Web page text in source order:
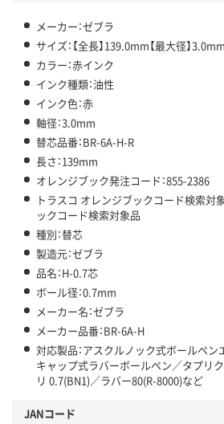
メーカー：ゼブラ
サイズ：【全長】139.0mm【最大径】3.0mm
カラー：赤インク
インク種類：油性
インク色：赤
軸径：3.0mm
替芯品番：BR-6A-H-R
長さ：139mm
オレンジブック発注コード：855-2386
トラスコ オレンジブックコード検索対
ックコード検索対象品
種別：替芯
製造元：ゼブラ
品名：H-0.7芯
ボール径：0.7mm
メーカー名：ゼブラ
メーカー品番：BR-6A-H
対応製品：アスクルノック式ボールペ
キャップ式ラバーボールペン／タプリ
リ 0.7(BN1)／ラバー80(R-8000)など
JANコード